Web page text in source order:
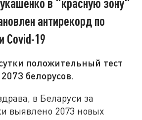
антирекорд по
Covid-19
положительный тест
белорусов.
в Беларуси за
выявлено 2073 новых